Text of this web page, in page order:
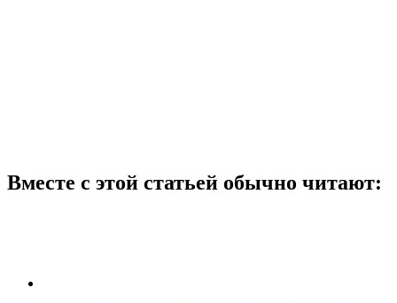
Вместе с этой статьей обычно читают: